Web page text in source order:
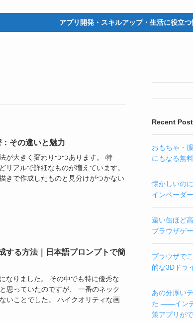
アプリ開発・スキルアップ・生活に役立つ情報を
その違いと魅力
が大きく変わりつつあります。 特
リアルで詳細なものが増えています。
きで作成したものと見分けがつかない
する方法｜日本語プロンプトで簡
なりました。 その中でも特に優秀な
思っていたのですが、 一番のネック
いことでした。 ハイクオリティな画
Recent
おもちゃ・
にもなる無
懐かしいの
インベーダ
遠い缶ほど
ブラウザゲ
ブラウザで
的な3Dドラ
あの分厚い
た ——イン
策アプリが